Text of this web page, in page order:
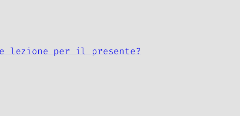
lezione per il presente?